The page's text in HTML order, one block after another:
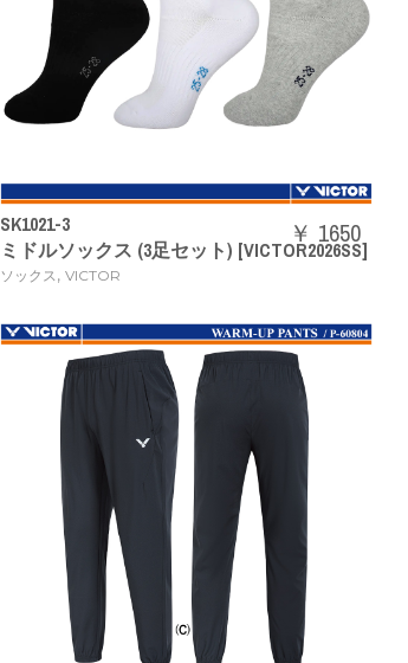
SK1021-3
ミドルソックス (3足セット) [VICTOR2026SS]
ソックス,VICTOR
￥ 1650